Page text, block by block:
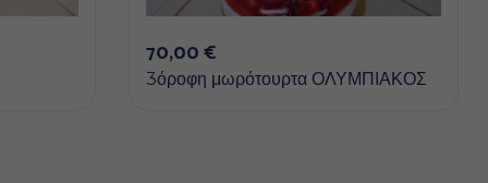
70,00€
3όροφη μωρότουρτα ΟΛΥΜΠΙΑΚΟΣ